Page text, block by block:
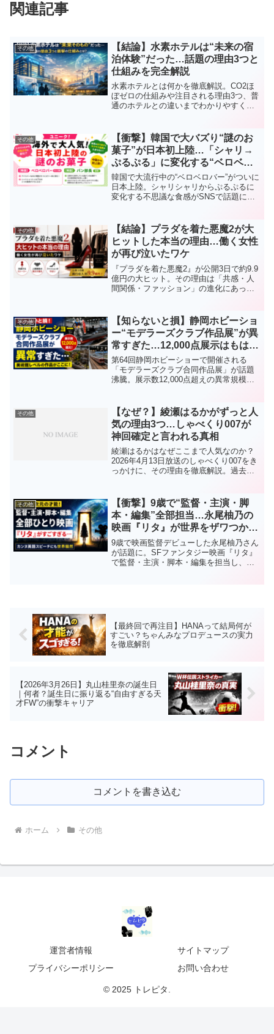
関連記事
その他
【結論】水素ホテルは“未来の宿
泊体験”だった…話題の理由3つと
仕組みを完全解説
水素ホテルとは何かを徹底解説。CO2ほ
ぼゼロの仕組みや注目される理由3つ、普
通のホテルとの違いまでわかりやすく紹
その他
【衝撃】韓国で大バズり“謎のお
菓子”が日本初上陸…「シャリ→
ぷるぷる」に変化する“ベロベロ
バー”がクセになる
韓国で大流行中の“ベロベロバー”がついに
日本上陸。シャリシャリからぷるぷるに
変化する不思議な食感がSNSで話題に。
理由をわかりやすく解説します。
その他
【結論】プラダを着た悪魔2が大
ヒットした本当の理由…働く女性
が再び泣いたワケ
『プラダを着た悪魔2』が公開3日で約9.9
億円の大ヒット。その理由は「共感・人
間関係・ファッション」の進化にあっ
その他
【知らないと損】静岡ホビーショ
ー“モデラーズクラブ作品展”が異
常すぎた…12,000点展示はもはや
美術館レベル
第64回静岡ホビーショーで開催される
「モデラーズクラブ合同作品展」が話題
沸騰。展示数12,000点超えの異常規模と
解説。
その他
【なぜ？】綾瀬はるかがずっと人
気の理由3つ…しゃべくり007が
神回確定と言われる真相
綾瀬はるかはなぜここまで人気なのか？
2026年4月13日放送のしゃべくり007をき
っかけに、その理由を徹底解説。過去の
ガイド。
その他
【衝撃】9歳で“監督・主演・脚
本・編集”全部担当…永尾柚乃の
映画『リタ』が世界をザワつかせ
る理由3つ
9歳で映画監督デビューした永尾柚乃さん
が話題に。SFファンタジー映画『リタ』
で監督・主演・脚本・編集を担当し、カ
【最終回で再注目】HANAって結局何が
すごい？ちゃんみなプロデュースの実力
を徹底解剖
【2026年3月26日】丸山桂里奈の誕生日
｜何者？誕生日に振り返る“自由すぎる天
才FW”の衝撃キャリア
コメント
コメントを書き込む
ホーム その他
運営者情報
サイトマップ
プライバシーポリシー
お問い合わせ
© 2025 トレピタ.